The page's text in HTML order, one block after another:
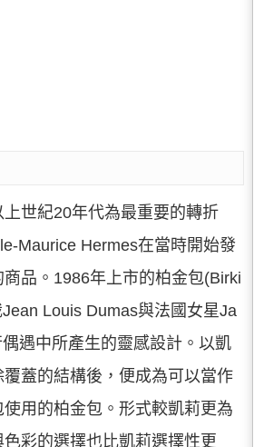
世紀20年代為最重要的轉折
Maurice Hermes在當時開始發
品。1986年上市的柏金包(Birki
Louis Dumas與法國女星Ja
遇中所產生的靈感設計。以凱
蓋的結構後，便成為可以當作
用的柏金包。形式較凱莉更為
彩的選擇也比凱莉選擇性更